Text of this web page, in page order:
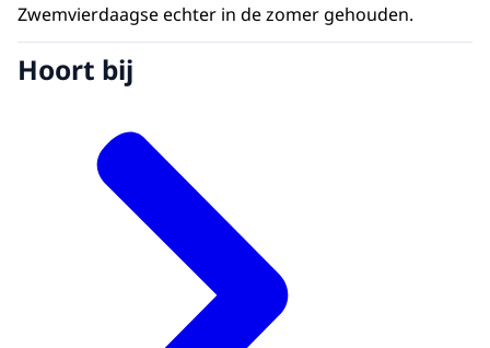
Zwemvierdaagse echter in de zomer gehouden.
Hoort bij